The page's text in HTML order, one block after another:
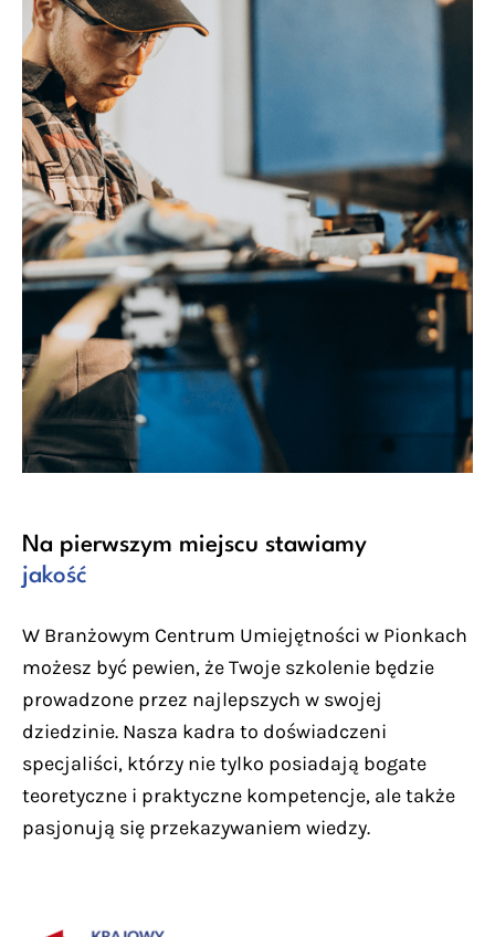
Na pierwszym miejscu stawiamy
jakość
W Branżowym Centrum Umiejętności w Pionkach
możesz być pewien, że Twoje szkolenie będzie
prowadzone przez najlepszych w swojej
dziedzinie. Nasza kadra to doświadczeni
specjaliści, którzy nie tylko posiadają bogate
teoretyczne i praktyczne kompetencje, ale także
pasjonują się przekazywaniem wiedzy.